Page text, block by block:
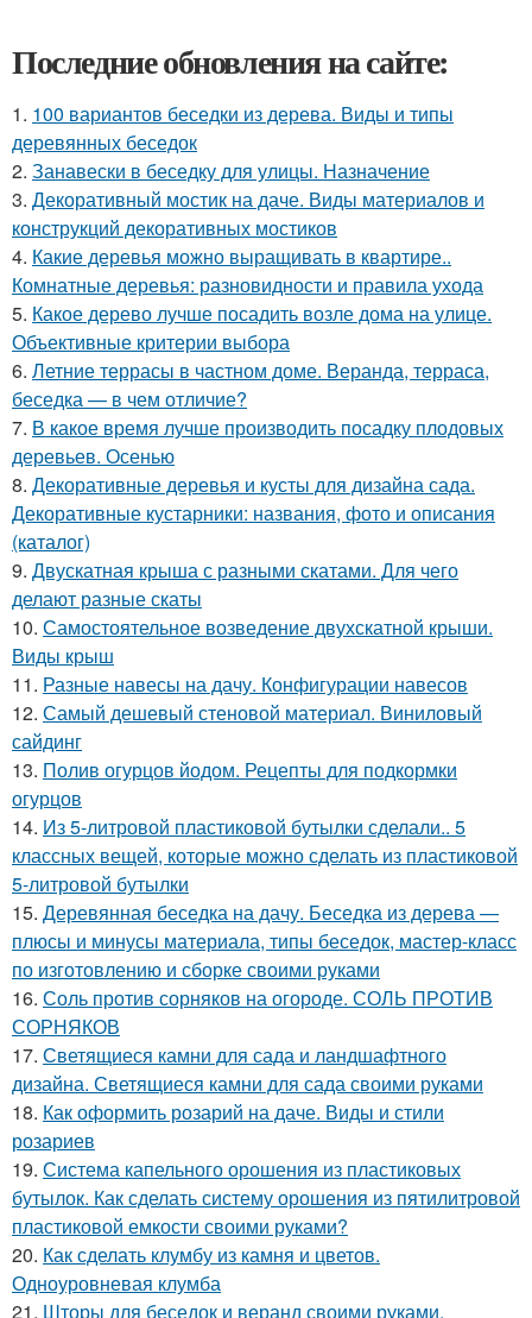
Последние обновления на сайте:
1. 100 вариантов беседки из дерева. Виды и типы
деревянных беседок
2. Занавески в беседку для улицы. Назначение
3. Декоративный мостик на даче. Виды материалов и
конструкций декоративных мостиков
4. Какие деревья можно выращивать в квартире..
Комнатные деревья: разновидности и правила ухода
5. Какое дерево лучше посадить возле дома на улице.
Объективные критерии выбора
6. Летние террасы в частном доме. Веранда, терраса,
беседка — в чем отличие?
7. В какое время лучше производить посадку плодовых
деревьев. Осенью
8. Декоративные деревья и кусты для дизайна сада.
Декоративные кустарники: названия, фото и описания
(каталог)
9. Двускатная крыша с разными скатами. Для чего
делают разные скаты
10. Самостоятельное возведение двухскатной крыши.
Виды крыш
11. Разные навесы на дачу. Конфигурации навесов
12. Самый дешевый стеновой материал. Виниловый
сайдинг
13. Полив огурцов йодом. Рецепты для подкормки
огурцов
14. Из 5-литровой пластиковой бутылки сделали.. 5
классных вещей, которые можно сделать из пластиковой
5-литровой бутылки
15. Деревянная беседка на дачу. Беседка из дерева —
плюсы и минусы материала, типы беседок, мастер-класс
по изготовлению и сборке своими руками
16. Соль против сорняков на огороде. СОЛЬ ПРОТИВ
СОРНЯКОВ
17. Светящиеся камни для сада и ландшафтного
дизайна. Светящиеся камни для сада своими руками
18. Как оформить розарий на даче. Виды и стили
розариев
19. Система капельного орошения из пластиковых
бутылок. Как сделать систему орошения из пятилитровой
пластиковой емкости своими руками?
20. Как сделать клумбу из камня и цветов.
Одноуровневая клумба
21. Шторы для беседок и веранд своими руками.